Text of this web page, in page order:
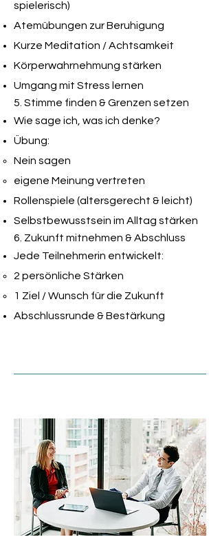
spielerisch)
Atemübungen zur Beruhigung
Kurze Meditation / Achtsamkeit
Körperwahrnehmung stärken
Umgang mit Stress lernen
5. Stimme finden & Grenzen setzen
Wie sage ich, was ich denke?
Übung:
Nein sagen
eigene Meinung vertreten
Rollenspiele (altersgerecht & leicht)
Selbstbewusstsein im Alltag stärken
6. Zukunft mitnehmen & Abschluss
Jede Teilnehmerin entwickelt:
2 persönliche Stärken
1 Ziel / Wunsch für die Zukunft
Abschlussrunde & Bestärkung